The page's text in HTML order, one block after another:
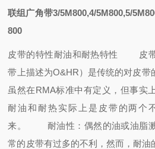
联组广角带3/5M800,4/5M800,5/
800
皮带的特性耐油和耐热特性
皮带
带上描述为O&HR）是传统的对皮带
虽然在RMA标准中有定义，但事实
耐油和耐热实际上是皮带的两个
来。
耐油性：偶然的油或油脂溅
常的皮带有过多的不利，然而，耐油